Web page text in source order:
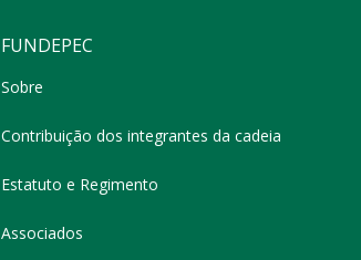
FUNDEPEC
Sobre
Contribuição dos integrantes da cadeia
Estatuto e Regimento
Associados